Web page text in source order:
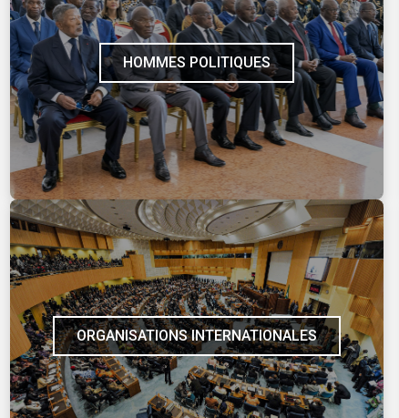
HOMMES POLITIQUES
ORGANISATIONS INTERNATIONALES